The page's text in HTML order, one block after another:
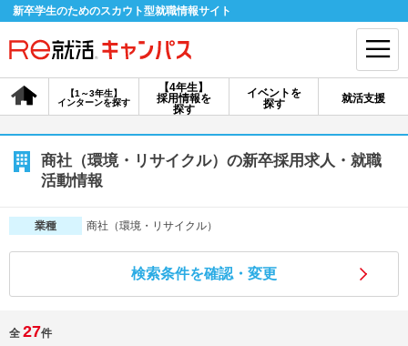
新卒学生のためのスカウト型就職情報サイト
【4年生】
採用情報を
探す
【1～3年生】
インターンを探す
イベントを
探す
就活支援
会員登録 ログイン
会員ID・パスワードを忘れた方はこちら
説明会を探す
インターンを探す
イベントを探す
商社（環境・リサイクル）の新卒採用求人・就職
活動情報
業種 商社（環境・リサイクル）
検索条件を確認・変更
全 27件